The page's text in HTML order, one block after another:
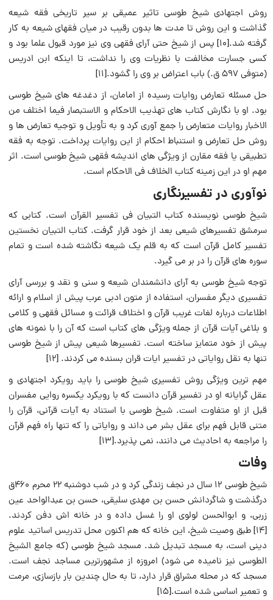
روش اجتهادی شیخ طوسی تاثیر عمیقی بر سیر تاریخی فقه شیعه
گذاشت و این روش تا مدت ها بدون رقیب در میان فقهای شیعه به کار
گرفته شد.[10] پس از شیخ حتی آرای فقهی وی نیز مورد قبول علما بود و
کسی جسارت مخالفت با نظریات وی را نداشت، تا اینکه ابن ادریس
(متوفی ۵۹۷ ق.) باب اعتراض بر وی را گشود.[11]
حل مسئله تعارض روایات رسیده از امامان، از دغدغه های شیخ طوسی
بود. او با نگارش کتاب های تهذیب الاحکام و الاستبصار فیما اختلف من
الاخبار روایات متعارض را جمع آوری کرد و به تأویل و توجیه تعارض ها و
روش حل تعارض و استنباط احکام از این روایات پرداخت. توجه به فقه
تطبیقی یا فقه مقارن از ویژگی های اندیشه فقهی شیخ طوسی است. اثر
مهم او در این زمینه کتاب الخلاف فی الاحکام است.
نوآوری در تفسیرنگاری
شیخ طوسی نویسنده کتاب التبیان فی تفسیر القرآن است. کتابی که
سرمشق تفسیرهای شیعی بعد از خود قرار گرفت. کتاب التبیان نخستین
تفسیر کامل قرآن است که به قلم یک شیعه نگاشته شده است و تمام
سوره های قرآن را در بر می گیرد.
توجه شیخ طوسی به آرای دانشمندان شیعه و سنی و نقد و بررسی آرای
تفسیری دیگر مفسران، استفاده از متون ادبی عرب پیش از اسلام و ارائه
اطلاعات درباره لغات غریب قرآن و اختلاف قرائت و مسائل فقهی و کلامی
و بلاغی آیات قرآن از جمله ویژگی های کتاب است که آن را با نمونه های
پیش از خود متمایز ساخته است. تفسیرها شیعی پیش از شیخ طوسی
تنها به نقل روایاتی در تفسیر ایات قران بسنده می کردند. [12]
مهم ترین ویژگی روش تفسیری شیخ طوسی را باید رویکرد اجتهادی و
عقل گرایانه او در تفسیر قرآن دانست که با رویکرد یکسره روایی مفسران
قبل از او متفاوت است. شیخ طوسی با استناد به آیات قرآنی، قرآن را
متنی قابل فهم برای عقل بشر می داند و روایاتی را که تنها راه فهم قرآن
را مراجعه به احادیث می دانند، نمی پذیرد.[13]
وفات
شیخ طوسی ۱۲ سال در نجف زندگی کرد و در شب دوشنبه ۲۲ محرم ۴۶۰ق
درگذشت و شاگردانش حسن بن مهدی سلیقی، حسن بن عبدالواحد عین
زربی، و ابوالحسن لولوی او را غسل داده و در خانه اش دفن کردند.
[14] طبق وصیت شیخ، این خانه که هم اکنون محل تدریس اساتید علوم
دینی است، به مسجد تبدیل شد. مسجد شیخ طوسی (که جامع الشیخ
الطوسی نیز نامیده می شود) امروزه از مشهورترین مساجد نجف است.
مسجد که در محله مشراق قرار دارد، تا به حال چندین بار بازسازی، مرمت
و تعمیر اساسی شده است.[15]